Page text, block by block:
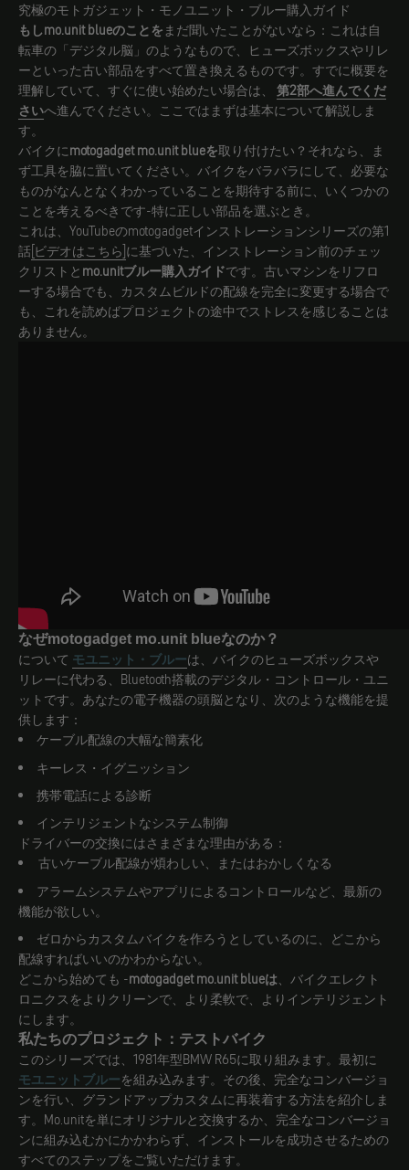
究極のモトガジェット・モノユニット・ブルー購入ガイド
もしmo.unit blueのことをまだ聞いたことがないなら：これは自
転車の「デジタル脳」のようなもので、ヒューズボックスやリレ
ーといった古い部品をすべて置き換えるものです。すでに概要を
理解していて、すぐに使い始めたい場合は、 第2部へ進んでくだ
さいへ進んでください。ここではまずは基本について解説しま
す。
バイクにmotogadget mo.unit blueを取り付けたい？それなら、ま
ず工具を脇に置いてください。バイクをバラバラにして、必要な
ものがなんとなくわかっていることを期待する前に、いくつかの
ことを考えるべきです-特に正しい部品を選ぶとき。
これは、YouTubeのmotogadgetインストレーションシリーズの第1
話 [ビデオはこちら] に基づいた、インストレーション前のチェッ
クリストと mo.unitブルー購入ガイドです。古いマシンをリフロ
ーする場合でも、カスタムビルドの配線を完全に変更する場合で
も、これを読めばプロジェクトの途中でストレスを感じることは
ありません。
なぜmotogadget mo.unit blueなのか？
について モユニット・ブルーは、バイクのヒューズボックスや
リレーに代わる、Bluetooth搭載のデジタル・コントロール・ユニ
ットです。あなたの電子機器の頭脳となり、次のような機能を提
供します：
ケーブル配線の大幅な簡素化
キーレス・イグニッション
携帯電話による診断
インテリジェントなシステム制御
ドライバーの交換にはさまざまな理由がある：
古いケーブル配線が煩わしい、またはおかしくなる
アラームシステムやアプリによるコントロールなど、最新の
機能が欲しい。
ゼロからカスタムバイクを作ろうとしているのに、どこから
配線すればいいのかわからない。
どこから始めても -motogadget mo.unit blueは、バイクエレクト
ロニクスをよりクリーンで、より柔軟で、よりインテリジェント
にします。
私たちのプロジェクト：テストバイク
このシリーズでは、1981年型BMW R65に取り組みます。最初に
モユニットブルーを組み込みます。その後、完全なコンバージョ
ンを行い、グランドアップカスタムに再装着する方法を紹介しま
す。Mo.unitを単にオリジナルと交換するか、完全なコンバージョ
ンに組み込むかにかかわらず、インストールを成功させるための
すべてのステップをご覧いただけます。